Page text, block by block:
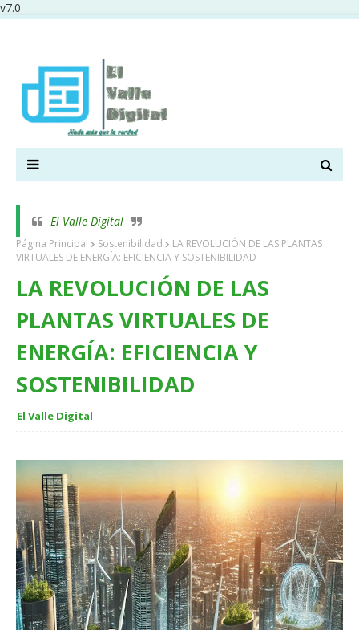
v7.0
El Valle Digital
Página Principal Sostenibilidad
LA REVOLUCIÓN DE LAS PLANTAS
VIRTUALES DE ENERGÍA: EFICIENCIA Y SOSTENIBILIDAD
LA REVOLUCIÓN DE LAS
PLANTAS VIRTUALES DE
ENERGÍA: EFICIENCIA Y
SOSTENIBILIDAD
El Valle Digital